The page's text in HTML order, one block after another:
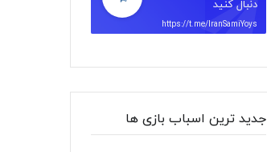
دنبال کنید
https://t.me/IranSamiYoys
جدید ترین اسباب بازی ها